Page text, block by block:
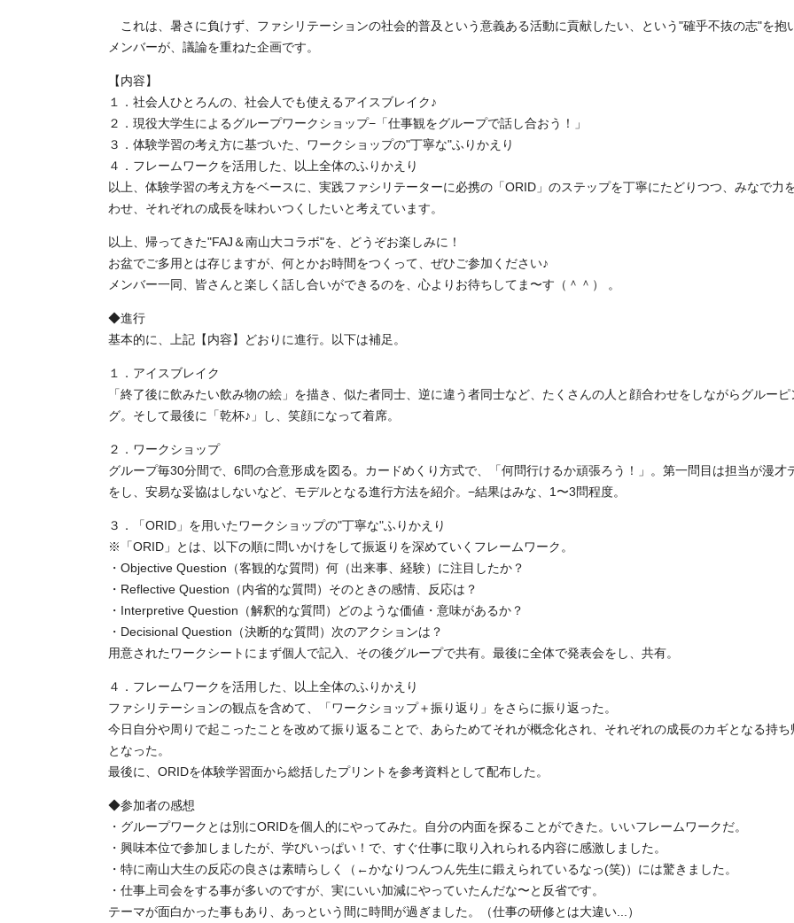
これは、暑さに負けず、ファシリテーションの社会的普及という意義ある活動に貢献したい、という"確乎不抜の志"を抱
メンバーが、議論を重ねた企画です。
【内容】
１．社会人ひとろんの、社会人でも使えるアイスブレイク♪
２．現役大学生によるグループワークショップ−「仕事観をグループで話し合おう！」
３．体験学習の考え方に基づいた、ワークショップの"丁寧な"ふりかえり
４．フレームワークを活用した、以上全体のふりかえり
以上、体験学習の考え方をベースに、実践ファシリテーターに必携の「ORID」のステップを丁寧にたどりつつ、みなで力
わせ、それぞれの成長を味わいつくしたいと考えています。
以上、帰ってきた"FAJ＆南山大コラボ"を、どうぞお楽しみに！
お盆でご多用とは存じますが、何とかお時間をつくって、ぜひご参加ください♪
メンバー一同、皆さんと楽しく話し合いができるのを、心よりお待ちしてま〜す（＾＾） 。
◆進行
基本的に、上記【内容】どおりに進行。以下は補足。
１．アイスブレイク
「終了後に飲みたい飲み物の絵」を描き、似た者同士、逆に違う者同士など、たくさんの人と顔合わせをしながらグルーピ
グ。そして最後に「乾杯♪」し、笑顔になって着席。
２．ワークショップ
グループ毎30分間で、6問の合意形成を図る。カードめくり方式で、「何問行けるか頑張ろう！」。第一問目は担当が漫才
をし、安易な妥協はしないなど、モデルとなる進行方法を紹介。−結果はみな、1〜3問程度。
３．「ORID」を用いたワークショップの"丁寧な"ふりかえり
※「ORID」とは、以下の順に問いかけをして振返りを深めていくフレームワーク。
・Objective Question（客観的な質問）何（出来事、経験）に注目したか？
・Reflective Question（内省的な質問）そのときの感情、反応は？
・Interpretive Question（解釈的な質問）どのような価値・意味があるか？
・Decisional Question（決断的な質問）次のアクションは？
用意されたワークシートにまず個人で記入、その後グループで共有。最後に全体で発表会をし、共有。
４．フレームワークを活用した、以上全体のふりかえり
ファシリテーションの観点を含めて、「ワークショップ＋振り返り」をさらに振り返った。
今日自分や周りで起こったことを改めて振り返ることで、あらためてそれが概念化され、それぞれの成長のカギとなる持ち
となった。
最後に、ORIDを体験学習面から総括したプリントを参考資料として配布した。
◆参加者の感想
・グループワークとは別にORIDを個人的にやってみた。自分の内面を探ることができた。いいフレームワークだ。
・興味本位で参加しましたが、学びいっぱい！で、すぐ仕事に取り入れられる内容に感激しました。
・特に南山大生の反応の良さは素晴らしく（←かなりつんつん先生に鍛えられているなっ(笑)）には驚きました。
・仕事上司会をする事が多いのですが、実にいい加減にやっていたんだな〜と反省です。
テーマが面白かった事もあり、あっという間に時間が過ぎました。（仕事の研修とは大違い...）